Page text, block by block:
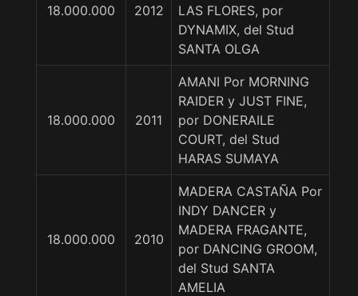
18.000.000 2012
LAS FLORES, por
DYNAMIX, del Stud
SANTA OLGA
18.000.000 2011
AMANI Por MORNING
RAIDER y JUST FINE,
por DONERAILE
COURT, del Stud
HARAS SUMAYA
18.000.000 2010
MADERA CASTAÑA Por
INDY DANCER y
MADERA FRAGANTE,
por DANCING GROOM,
del Stud SANTA
AMELIA